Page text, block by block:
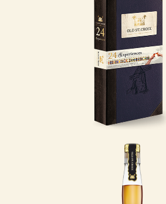
Croix – 24 Oplevelser.
En eksklusiv
smagekasse, der tager
dig med tilbage til de
caribiske øer.
LÆS MERE
175 Years
Anniversary
I 2013 var det præcis
175 år siden, at den